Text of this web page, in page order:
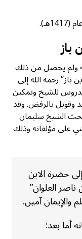
باز
ولم يحصل من ذلك
رحمه الله إلى
للشيخ وتمكين
وقوبل بالرفض. وقد
الشيخ سليمان
على مؤلفاته وذلك
حضرة الابن
العلوان”
والإيمان آمين.
أما بعد: